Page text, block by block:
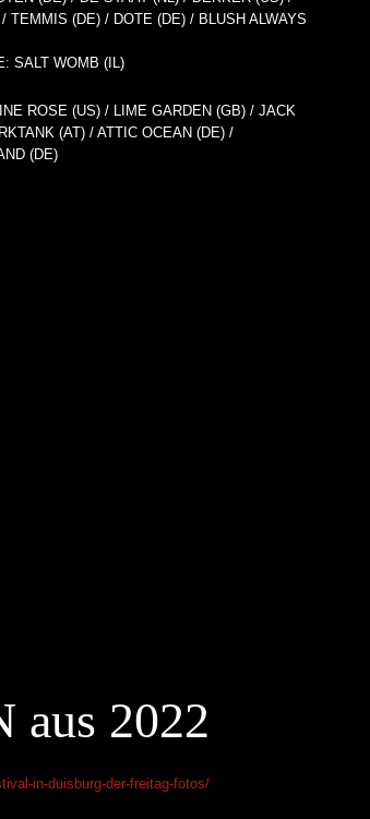
TEMMIS (DE) / DOTE (DE) / BLUSH ALWAYS
SALT WOMB (IL)
ROSE (US) / LIME GARDEN (GB) / JACK
(AT) / ATTIC OCEAN (DE) /
(DE)
aus 2022
in-duisburg-der-freitag-fotos/